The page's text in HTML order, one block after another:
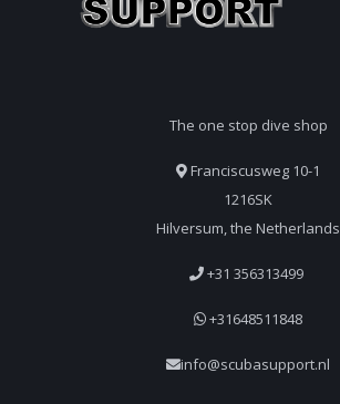
The one stop dive shop
Franciscusweg 10-1
1216SK
Hilversum, the Netherlands
+31 356313499
+31648511848
info@scubasupport.nl